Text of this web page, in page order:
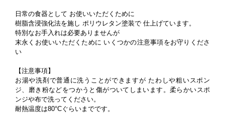
日常の食器として お使いいただくために
樹脂含浸強化法を施し ポリウレタン塗装で 仕上げています。
特別なお手入れは必要ありませんが
末永くお使いいただくために いくつかの注意事項をお守りくださ
い
【注意事項】
お湯や洗剤で普通に洗うことができますが たわしや粗いスポン
ジ、磨き粉などをつかうと傷がついてしまいます。柔らかいスポ
ンジや布で洗ってください。
耐熱温度は80°Cぐらいまでです。